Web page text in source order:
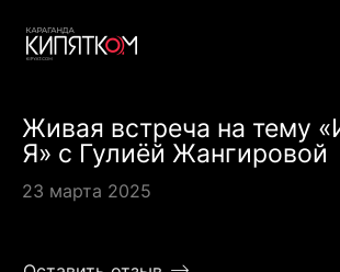
Живая встреча на тему
Я» с Гулиёй Жангировой
23 марта 2025